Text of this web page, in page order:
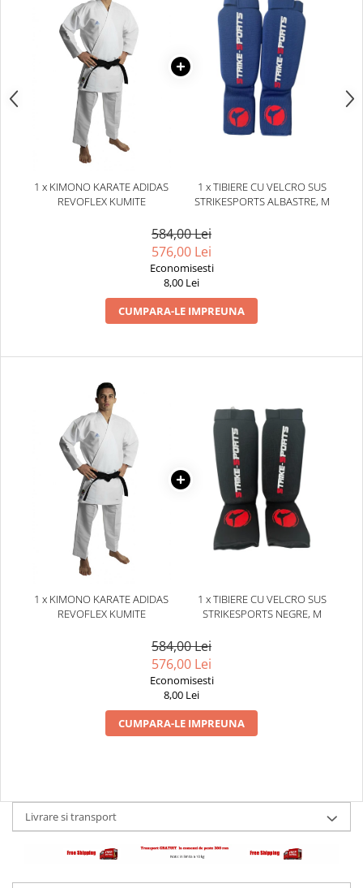
1 x KIMONO KARATE ADIDAS
REVOFLEX KUMITE
1 x TIBIERE CU VELCRO SUS
STRIKESPORTS ALBASTRE, M
584,00 Lei
576,00 Lei
Economisesti
8,00 Lei
CUMPARA-LE IMPREUNA
1 x KIMONO KARATE ADIDAS
REVOFLEX KUMITE
1 x TIBIERE CU VELCRO SUS
STRIKESPORTS NEGRE, M
584,00 Lei
576,00 Lei
Economisesti
8,00 Lei
CUMPARA-LE IMPREUNA
Livrare si transport